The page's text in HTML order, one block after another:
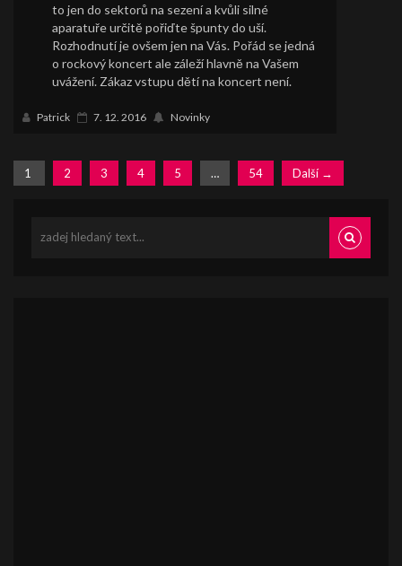
to jen do sektorů na sezení a kvůli silné
aparatuře určitě pořiďte špunty do uší.
Rozhodnutí je ovšem jen na Vás. Pořád se jedná
o rockový koncert ale záleží hlavně na Vašem
uvážení. Zákaz vstupu dětí na koncert není.
Patrick 7. 12. 2016 Novinky
1 (current)
2 3 4 5 … 54 Další →